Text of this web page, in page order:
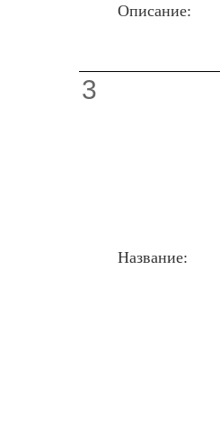
Описание:
3
Название: